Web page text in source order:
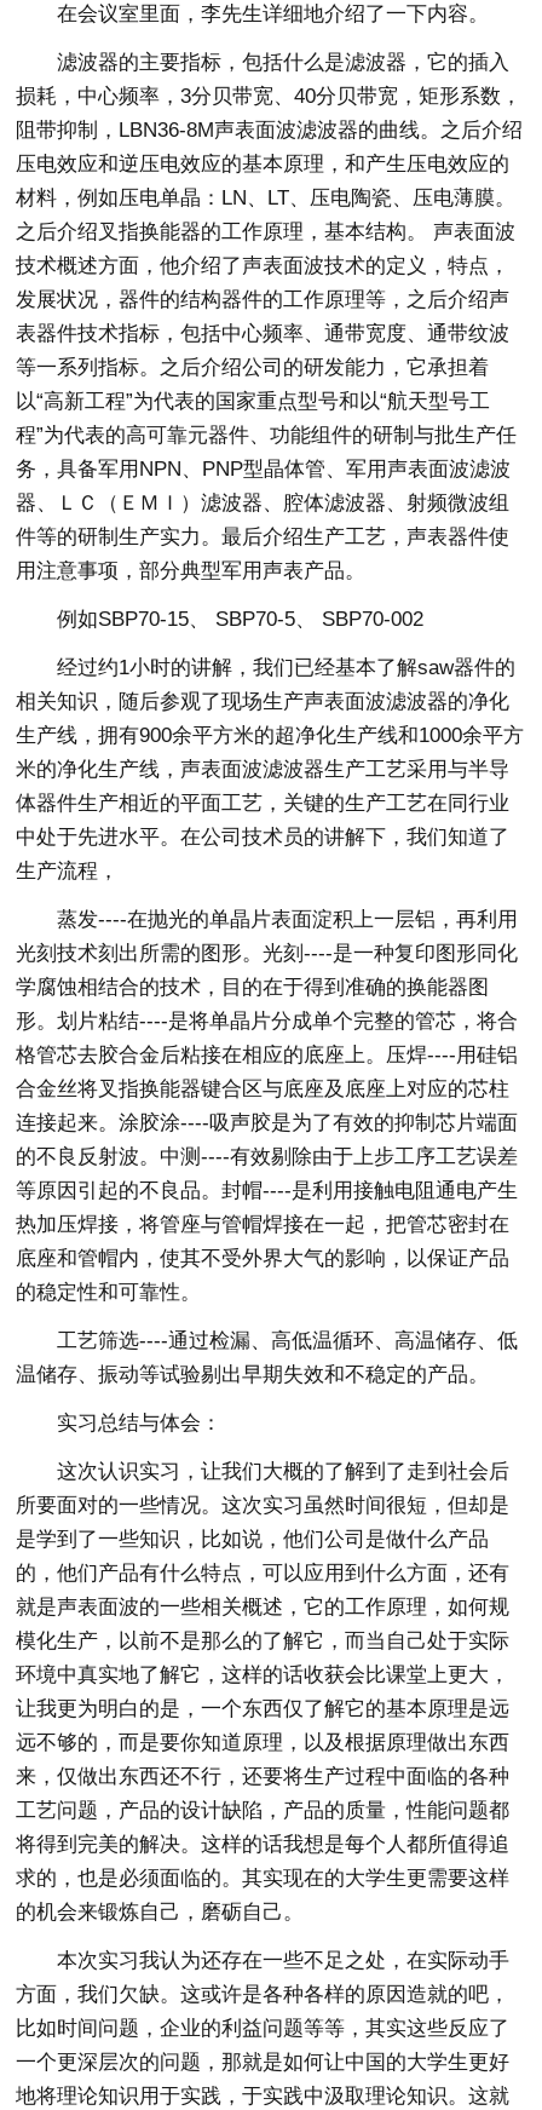
在会议室里面，李先生详细地介绍了一下内容。
滤波器的主要指标，包括什么是滤波器，它的插入
损耗，中心频率，3分贝带宽、40分贝带宽，矩形系数，
阻带抑制，LBN36-8M声表面波滤波器的曲线。之后介绍
压电效应和逆压电效应的基本原理，和产生压电效应的
材料，例如压电单晶：LN、LT、压电陶瓷、压电薄膜。
之后介绍叉指换能器的工作原理，基本结构。 声表面波
技术概述方面，他介绍了声表面波技术的定义，特点，
发展状况，器件的结构器件的工作原理等，之后介绍声
表器件技术指标，包括中心频率、通带宽度、通带纹波
等一系列指标。之后介绍公司的研发能力，它承担着
以“高新工程”为代表的国家重点型号和以“航天型号工
程”为代表的高可靠元器件、功能组件的研制与批生产任
务，具备军用NPN、PNP型晶体管、军用声表面波滤波
器、ＬＣ（ＥＭＩ）滤波器、腔体滤波器、射频微波组
件等的研制生产实力。最后介绍生产工艺，声表器件使
用注意事项，部分典型军用声表产品。
例如SBP70-15、 SBP70-5、 SBP70-002
经过约1小时的讲解，我们已经基本了解saw器件的
相关知识，随后参观了现场生产声表面波滤波器的净化
生产线，拥有900余平方米的超净化生产线和1000余平方
米的净化生产线，声表面波滤波器生产工艺采用与半导
体器件生产相近的平面工艺，关键的生产工艺在同行业
中处于先进水平。在公司技术员的讲解下，我们知道了
生产流程，
蒸发----在抛光的单晶片表面淀积上一层铝，再利用
光刻技术刻出所需的图形。光刻----是一种复印图形同化
学腐蚀相结合的技术，目的在于得到准确的换能器图
形。划片粘结----是将单晶片分成单个完整的管芯，将合
格管芯去胶合金后粘接在相应的底座上。压焊----用硅铝
合金丝将叉指换能器键合区与底座及底座上对应的芯柱
连接起来。涂胶涂----吸声胶是为了有效的抑制芯片端面
的不良反射波。中测----有效剔除由于上步工序工艺误差
等原因引起的不良品。封帽----是利用接触电阻通电产生
热加压焊接，将管座与管帽焊接在一起，把管芯密封在
底座和管帽内，使其不受外界大气的影响，以保证产品
的稳定性和可靠性。
工艺筛选----通过检漏、高低温循环、高温储存、低
温储存、振动等试验剔出早期失效和不稳定的产品。
实习总结与体会：
这次认识实习，让我们大概的了解到了走到社会后
所要面对的一些情况。这次实习虽然时间很短，但却是
是学到了一些知识，比如说，他们公司是做什么产品
的，他们产品有什么特点，可以应用到什么方面，还有
就是声表面波的一些相关概述，它的工作原理，如何规
模化生产，以前不是那么的了解它，而当自己处于实际
环境中真实地了解它，这样的话收获会比课堂上更大，
让我更为明白的是，一个东西仅了解它的基本原理是远
远不够的，而是要你知道原理，以及根据原理做出东西
来，仅做出东西还不行，还要将生产过程中面临的各种
工艺问题，产品的设计缺陷，产品的质量，性能问题都
将得到完美的解决。这样的话我想是每个人都所值得追
求的，也是必须面临的。其实现在的大学生更需要这样
的机会来锻炼自己，磨砺自己。
本次实习我认为还存在一些不足之处，在实际动手
方面，我们欠缺。这或许是各种各样的原因造就的吧，
比如时间问题，企业的利益问题等等，其实这些反应了
一个更深层次的问题，那就是如何让中国的大学生更好
地将理论知识用于实践，于实践中汲取理论知识。这就